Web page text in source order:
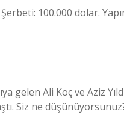
Şerbeti: 100.000 dolar.
gelen Ali Koç ve Aziz
Siz ne